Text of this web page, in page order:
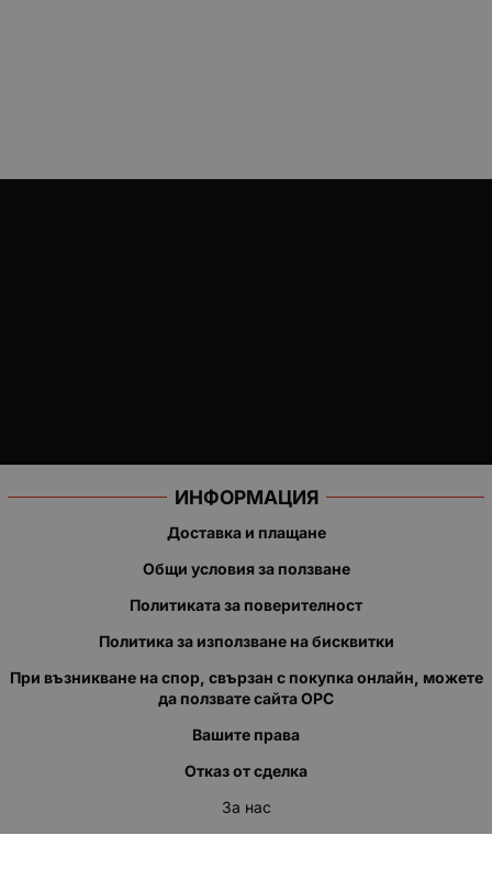
ИНФОРМАЦИЯ
Доставка и плащане
Общи условия за ползване
Политиката за поверителност
Политика за използване на бисквитки
При възникване на спор, свързан с покупка онлайн, можете
да ползвате сайта ОРС
Вашите права
Отказ от сделка
За нас